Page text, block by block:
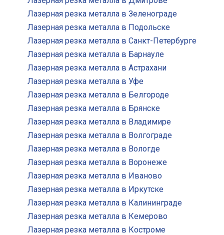
Лазерная резка металла в Зеленограде
Лазерная резка металла в Подольске
Лазерная резка металла в Санкт-Петербурге
Лазерная резка металла в Барнауле
Лазерная резка металла в Астрахани
Лазерная резка металла в Уфе
Лазерная резка металла в Белгороде
Лазерная резка металла в Брянске
Лазерная резка металла в Владимире
Лазерная резка металла в Волгограде
Лазерная резка металла в Вологде
Лазерная резка металла в Воронеже
Лазерная резка металла в Иваново
Лазерная резка металла в Иркутске
Лазерная резка металла в Калининграде
Лазерная резка металла в Кемерово
Лазерная резка металла в Костроме